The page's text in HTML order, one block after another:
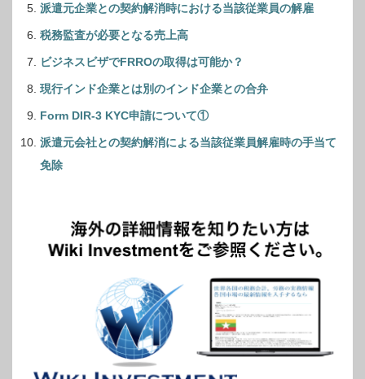
派遣元企業との契約解消時における当該従業員の解雇
税務監査が必要となる売上高
ビジネスビザでFRROの取得は可能か？
現行インド企業とは別のインド企業との合弁
Form DIR-3 KYC申請について①
派遣元会社との契約解消による当該従業員解雇時の手当て
免除